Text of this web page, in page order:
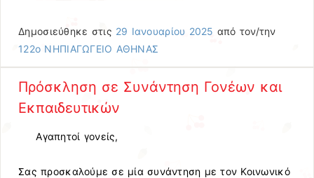
Δημοσιεύθηκε στις 29 Ιανουαρίου 2025 από τον/την
122ο ΝΗΠΙΑΓΩΓΕΙΟ ΑΘΗΝΑΣ
Πρόσκληση σε Συνάντηση Γονέων και
Εκπαιδευτικών
Αγαπητοί γονείς,
Σας προσκαλούμε σε μία συνάντηση με τον Κοινωνικό